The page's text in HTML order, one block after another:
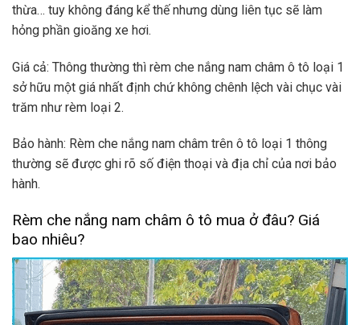
hành.
bao nhiêu?